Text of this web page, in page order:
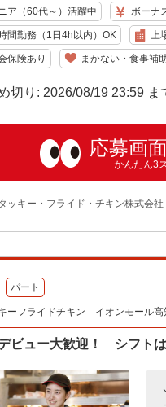
ア（60代～）活躍中 ボーナ
間勤務（1日4h以内）OK 上
保険あり まかない・食事補
切り: 2026/08/19 23:59 ま
応募画
かんたん3
ッキー・フライド・チキン株式会
パート
ーフライドチキン イオンモール高
ビュー大歓迎！ シフト